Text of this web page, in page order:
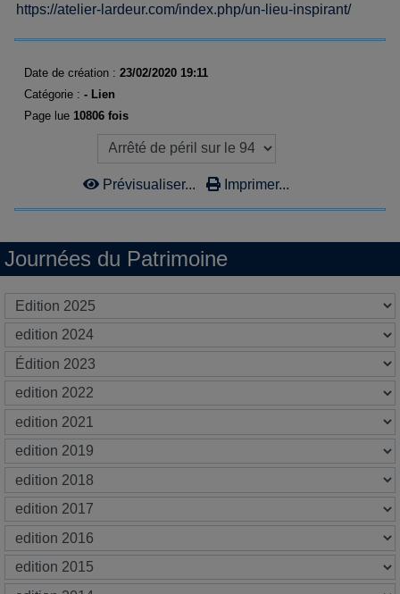
Journées du Patrimoine
https://atelier-lardeur.com/index.php/un-lieu-inspirant/
Date de création :23/02/2020 19:11
Catégorie :- Lien
Page lue 10806 fois
Prévisualiser... Imprimer...